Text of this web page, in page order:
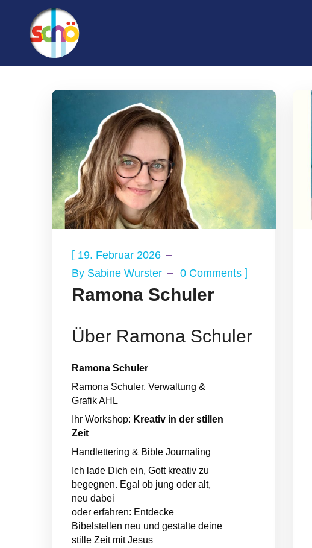
[ 19. Februar 2026
By Sabine Wurster 0 Comments ]
Ramona Schuler
Über Ramona Schuler
Ramona Schuler
Ramona Schuler, Verwaltung &
Grafik AHL
Ihr Workshop: Kreativ in der stillen
Zeit
Handlettering & Bible Journaling
Ich lade Dich ein, Gott kreativ zu
begegnen. Egal ob jung oder alt,
neu dabei
oder erfahren: Entdecke
Bibelstellen neu und gestalte deine
stille Zeit mit Jesus